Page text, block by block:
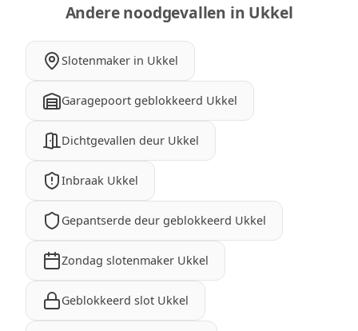
Andere noodgevallen in Ukkel
Slotenmaker in Ukkel
Garagepoort geblokkeerd Ukkel
Dichtgevallen deur Ukkel
Inbraak Ukkel
Gepantserde deur geblokkeerd Ukkel
Zondag slotenmaker Ukkel
Geblokkeerd slot Ukkel